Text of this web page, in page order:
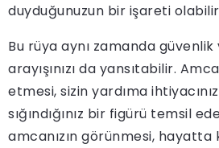
duyduğunuzun bir işareti
Bu rüya aynı zamanda
arayışınızı da yansıtabilir.
etmesi, sizin yardıma
sığındığınız bir figürü temsil
amcanızın görünmesi, hayatta